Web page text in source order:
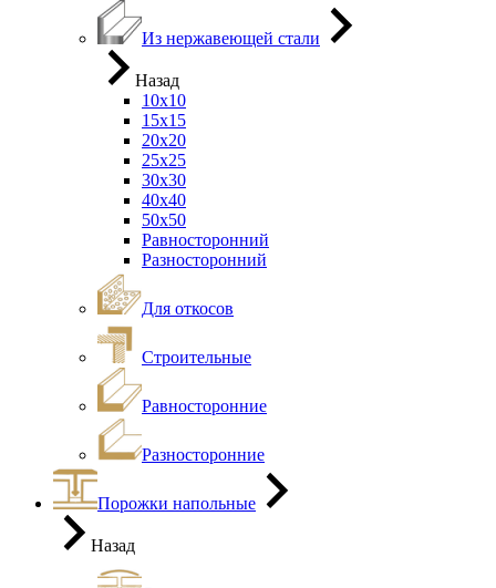
Из нержавеющей стали
Назад
10х10
15х15
20х20
25х25
30х30
40х40
50х50
Равносторонний
Разносторонний
Для откосов
Строительные
Равносторонние
Разносторонние
Порожки напольные
Назад